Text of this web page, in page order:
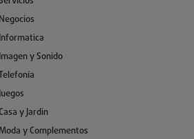
Negocios
Informatica
Imagen y Sonido
Telefonía
Juegos
Casa y Jardin
Moda y Complementos